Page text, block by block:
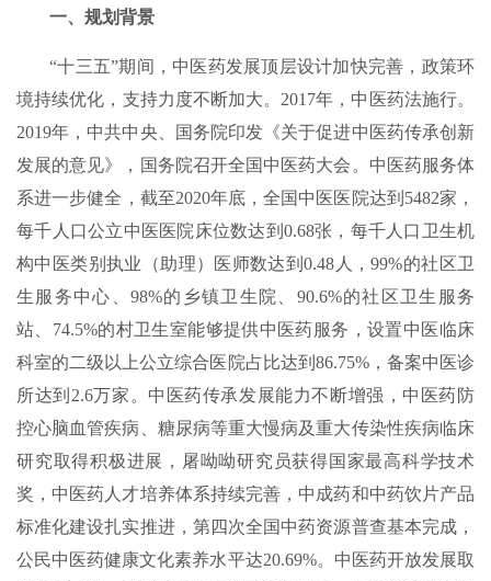
一、规划背景
“十三五”期间，中医药发展顶层设计加快完善，政策环
境持续优化，支持力度不断加大。2017年，中医药法施行。
2019年，中共中央、国务院印发《关于促进中医药传承创新
发展的意见》，国务院召开全国中医药大会。中医药服务体
系进一步健全，截至2020年底，全国中医医院达到5482家，
每千人口公立中医医院床位数达到0.68张，每千人口卫生机
构中医类别执业（助理）医师数达到0.48人，99%的社区卫
生服务中心、98%的乡镇卫生院、90.6%的社区卫生服务
站、74.5%的村卫生室能够提供中医药服务，设置中医临床
科室的二级以上公立综合医院占比达到86.75%，备案中医诊
所达到2.6万家。中医药传承发展能力不断增强，中医药防
控心脑血管疾病、糖尿病等重大慢病及重大传染性疾病临床
研究取得积极进展，屠呦呦研究员获得国家最高科学技术
奖，中医药人才培养体系持续完善，中成药和中药饮片产品
标准化建设扎实推进，第四次全国中药资源普查基本完成，
公民中医药健康文化素养水平达20.69%。中医药开放发展取